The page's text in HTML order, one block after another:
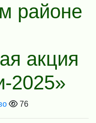
районе
акция
2025»
76